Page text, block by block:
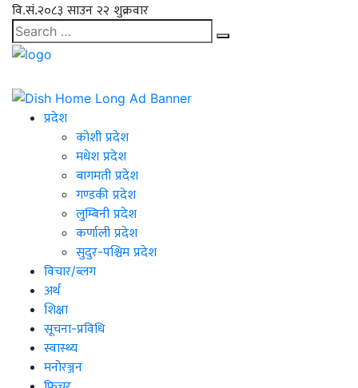
वि.सं.२०८३ साउन २२ शुक्रवार
प्रदेश
कोशी प्रदेश
मधेश प्रदेश
बागमती प्रदेश
गण्डकी प्रदेश
लुम्बिनी प्रदेश
कर्णाली प्रदेश
सुदुर-पश्चिम प्रदेश
विचार/ब्लग
अर्थ
शिक्षा
सूचना-प्रविधि
स्वास्थ्य
मनोरञ्जन